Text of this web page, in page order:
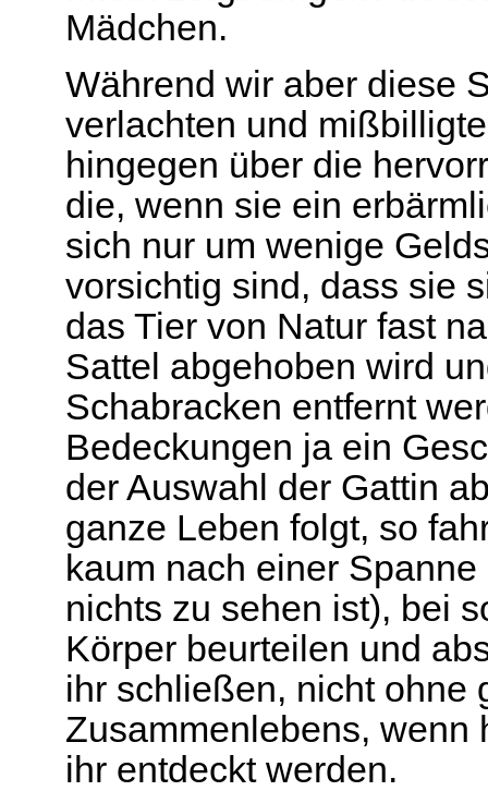
Mädchen.
Während wir aber diese
verlachten und
hingegen über die
die, wenn sie ein
sich nur um wenige
vorsichtig sind, dass sie
das Tier von Natur fast
Sattel abgehoben wird
Schabracken entfernt
Bedeckungen ja ein
der Auswahl der Gattin
ganze Leben folgt, so
kaum nach einer
nichts zu sehen ist), bei
Körper beurteilen und
ihr schließen, nicht ohne
Zusammenlebens, wenn
ihr entdeckt werden.